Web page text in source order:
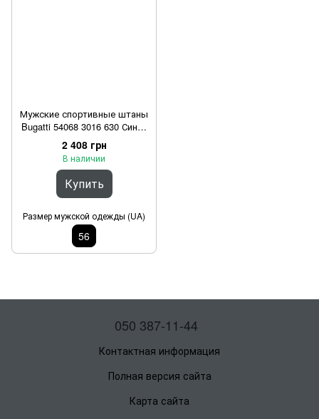
Мужские спортивные штаны
Bugatti 54068 3016 630 Синий
56
2 408 грн
В наличии
Купить
Размер мужской одежды (UA)
56
050 387-11-44
Контактная информация
Полная версия сайта
Карта сайта